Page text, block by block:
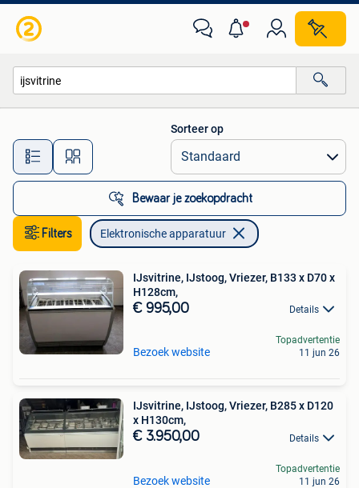
Alle afstanden…
Sorteer op
Bewaar je zoekopdracht
Filters Elektronische apparatuur
IJsvitrine, IJstoog, Vriezer, B133 x D70 x
H128cm,
€ 995,00 Details
Bezoek website
Topadvertentie
11 jun 26
IJsvitrine, IJstoog, Vriezer, B285 x D120
x H130cm,
€ 3.950,00 Details
Bezoek website
Topadvertentie
11 jun 26